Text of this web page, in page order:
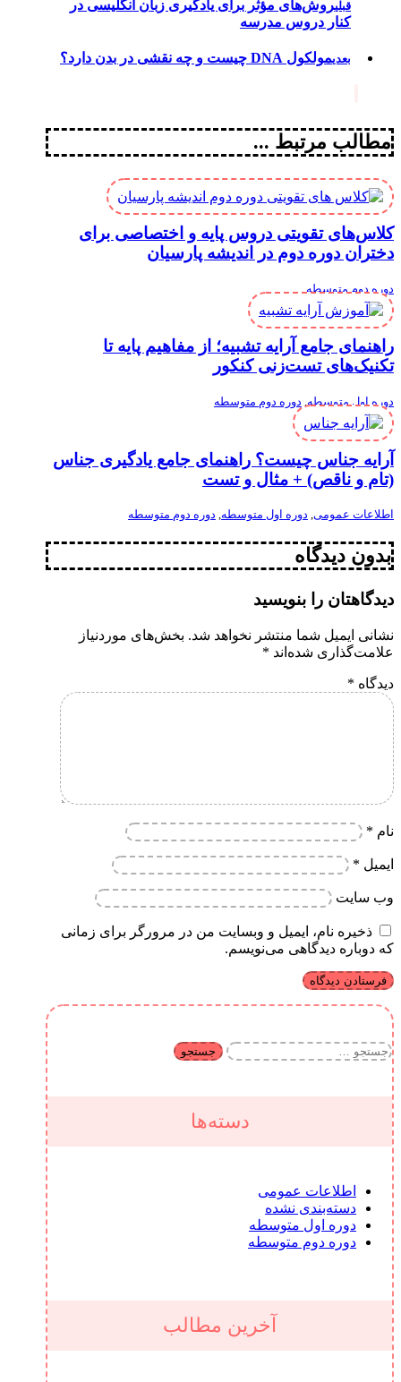
قبلیروش‌های مؤثر برای یادگیری زبان انگلیسی در
کنار دروس مدرسه
بعدیمولکول DNA چیست و چه نقشی در بدن دارد؟
مطالب مرتبط ...
کلاس‌های تقویتی دروس پایه و اختصاصی برای
دختران دوره دوم در اندیشه پارسیان
دوره دوم متوسطه
راهنمای جامع آرایه تشبیه؛ از مفاهیم پایه تا
تکنیک‌های تست‌زنی کنکور
دوره اول متوسطه, دوره دوم متوسطه
آرایه جناس چیست؟ راهنمای جامع یادگیری جناس
(تام و ناقص) + مثال و تست
اطلاعات عمومی, دوره اول متوسطه, دوره دوم متوسطه
بدون دیدگاه
دیدگاهتان را بنویسید
نشانی ایمیل شما منتشر نخواهد شد. بخش‌های موردنیاز
علامت‌گذاری شده‌اند *
دیدگاه *
نام *
ایمیل *
وب‌ سایت
ذخیره نام، ایمیل و وبسایت من در مرورگر برای زمانی
که دوباره دیدگاهی می‌نویسم.
جستجو
برای:
دسته‌ها
اطلاعات عمومی
دسته‌بندی نشده
دوره اول متوسطه
دوره دوم متوسطه
آخرین مطالب